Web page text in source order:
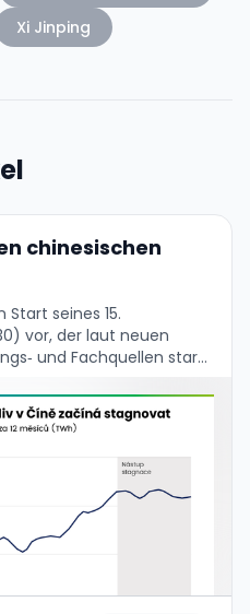
Xi Jinping
chinesischen
seines 15.
vor, der laut neuen
und Fachquellen stark
Industrie …